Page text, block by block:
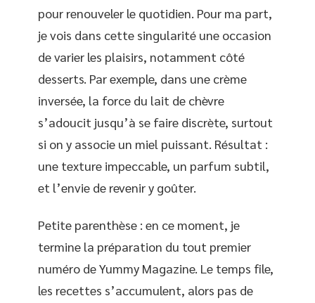
pour renouveler le quotidien. Pour ma part,
je vois dans cette singularité une occasion
de varier les plaisirs, notamment côté
desserts. Par exemple, dans une crème
inversée, la force du lait de chèvre
s’adoucit jusqu’à se faire discrète, surtout
si on y associe un miel puissant. Résultat :
une texture impeccable, un parfum subtil,
et l’envie de revenir y goûter.
Petite parenthèse : en ce moment, je
termine la préparation du tout premier
numéro de Yummy Magazine. Le temps file,
les recettes s’accumulent, alors pas de